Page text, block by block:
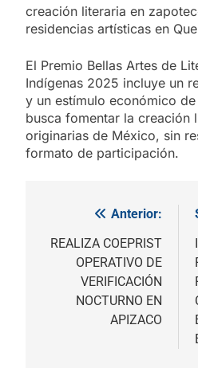
creación literaria en
residencias artísticas en
El Premio Bellas Artes de
Indígenas 2025 incluye un
y un estímulo económico
busca fomentar la creación
originarias de México, sin
formato de participación.
Navegación
de
entradas
Anterior:
REALIZA COEPRIST
OPERATIVO DE
VERIFICACIÓN
NOCTURNO EN
APIZACO